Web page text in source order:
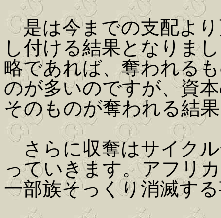
是は今までの支配より
し付ける結果となりま
略であれば、奪われる
のが多いのですが、資
そのものが奪われる結
さらに収奪はサイク
っていきます。アフリ
一部族そっくり消滅す